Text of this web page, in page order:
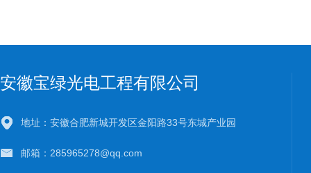
安徽宝绿光电工程有限公司
地址：安徽合肥新城开发区金阳路33号东城产业园
邮箱：285965278@qq.com